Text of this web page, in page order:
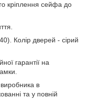
кріплення сейфа до
Колір дверей - сірий
гарантії на
в
та у повній